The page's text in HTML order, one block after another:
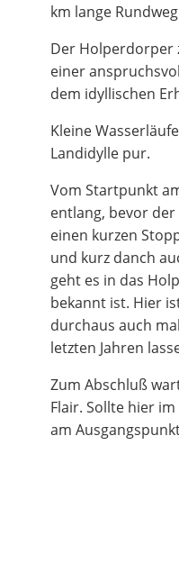
km lange
Der Holperdorper
einer
dem idyllischen
Kleine
Landidylle pur.
Vom Startpunkt
entlang, bevor
einen kurzen
und kurz danch
geht es in das
bekannt ist. Hier
durchaus auch
letzten Jahren
Zum Abschluß
Flair. Sollte hier
am